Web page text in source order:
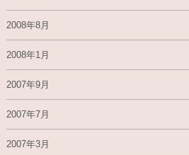
2008年8月
2008年1月
2007年9月
2007年7月
2007年3月